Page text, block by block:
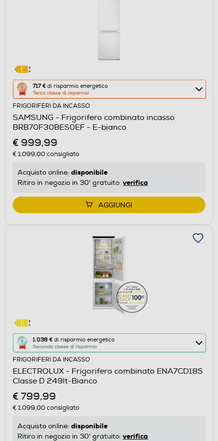
717 € di risparmio energetico
Terza classe di risparmio
Questa
azione
aprirà
il
Calcolatore
di
risparmio
energetico
di
FRIGORIFERI DA INCASSO
SAMSUNG - Frigorifero combinato incasso
BRB70F30BES0EF - E-bianco
€ 999,99
€ 1.099,00consigliato
Acquisto online: disponibile
Ritiro in negozio in 30' gratuito: verifica
AGGIUNGI
1.038 € di risparmio energetico
Seconda classe di risparmio
Questa
azione
aprirà
il
Calcolatore
di
risparmio
energetico
di
FRIGORIFERI DA INCASSO
ELECTROLUX - Frigorifero combinato ENA7CD18S
Classe D 249lt-Bianco
€ 799,99
€ 1.099,00consigliato
Acquisto online: disponibile
Ritiro in negozio in 30' gratuito: verifica